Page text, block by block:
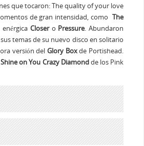
que tocaron: The quality of your love
de gran intensidad, como The
enérgica Closero Pressure. Abundaron
temas de su nuevo disco en solitario
versión delGlory Boxde Portishead.
Shine on You Crazy Diamondde los Pink